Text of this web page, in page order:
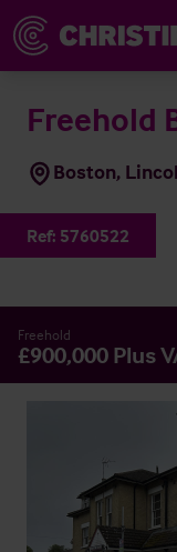
Freehold
Boston,
Ref: 5760522
Freehold
£900,000 Plus